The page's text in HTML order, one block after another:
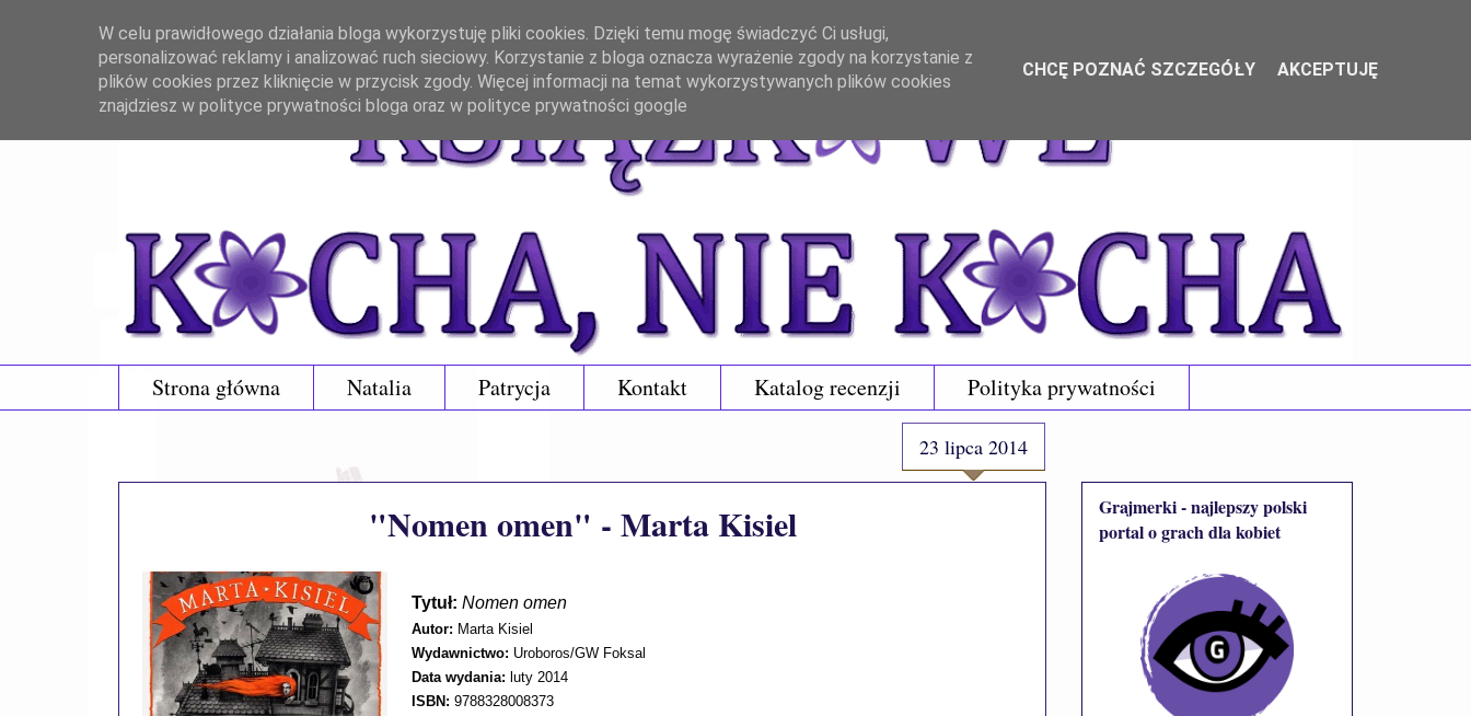
Strona główna Natalia Patrycja Kontakt Katalog recenzji Polityka prywatności
23 lipca 2014
"Nomen omen" - Marta Kisiel
Tytuł: Nomen omen
Autor: Marta Kisiel
Wydawnictwo: Uroboros/GW Foksal
Data wydania: luty 2014
ISBN: 9788328008373
Grajmerki - najlepszy polski
portal o grach dla kobiet
W celu prawidłowego działania bloga wykorzystuję pliki cookies. Dzięki temu mogę świadczyć Ci usługi,
personalizować reklamy i analizować ruch sieciowy. Korzystanie z bloga oznacza wyrażenie zgody na korzystanie z
plików cookies przez kliknięcie w przycisk zgody. Więcej informacji na temat wykorzystywanych plików cookies
znajdziesz w polityce prywatności bloga oraz w polityce prywatności google
CHCĘ POZNAĆ SZCZEGÓŁY AKCEPTUJĘ